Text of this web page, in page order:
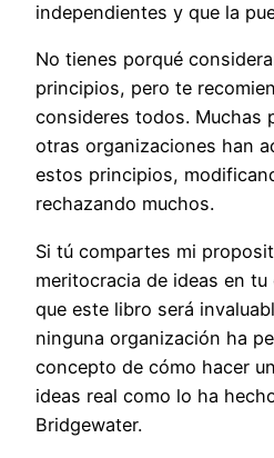
independientes y que la
No tienes porqué
principios, pero te
consideres todos. Muchas
otras organizaciones han
estos principios,
rechazando muchos.
Si tú compartes mi
meritocracia de ideas en
que este libro será
ninguna organización ha
concepto de cómo hacer
ideas real como lo ha
Bridgewater.